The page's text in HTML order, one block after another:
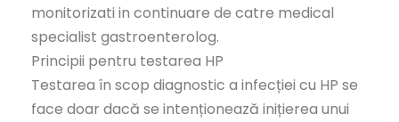
monitorizati in continuare de catre medical
specialist gastroenterolog.
Principii pentru testarea HP
Testarea în scop diagnostic a infecției cu HP se
face doar dacă se intenționează inițierea unui